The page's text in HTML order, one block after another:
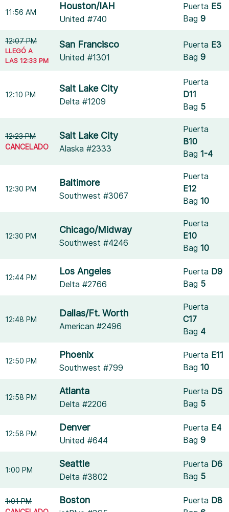
11:56 AM
Houston/IAH
United #740
Puerta E5
Bag9
12:07 PM
LLEGÓ A
LAS 12:33 PM
San Francisco
United #1301
Puerta E3
Bag9
12:10 PM
Salt Lake City
Delta #1209
Puerta
D11
Bag 5
12:23 PM
CANCELADO
Salt Lake City
Alaska #2333
Puerta
B10
Bag1-4
12:30 PM
Baltimore
Southwest #3067
Puerta
E12
Bag10
12:30 PM
Chicago/Midway
Southwest #4246
Puerta
E10
Bag10
12:44 PM
Los Angeles
Delta #2766
Puerta D9
Bag 5
12:48 PM
Dallas/Ft. Worth
American #2496
Puerta
C17
Bag 4
12:50 PM
Phoenix
Southwest #799
Puerta E11
Bag10
12:58 PM
Atlanta
Delta #2206
Puerta D5
Bag 5
12:58 PM
Denver
United #644
Puerta E4
Bag9
1:00 PM
Seattle
Delta #3802
Puerta D6
Bag 5
1:01 PM
Boston Puerta D8